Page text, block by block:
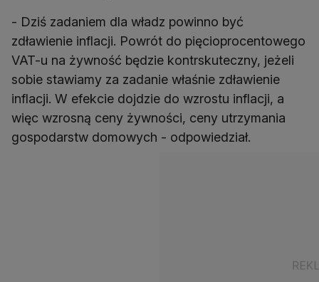
- Dziś zadaniem dla władz powinno być
zdławienie inflacji. Powrót do pięcioprocentowego
VAT-u na żywność będzie kontrskuteczny, jeżeli
sobie stawiamy za zadanie właśnie zdławienie
inflacji. W efekcie dojdzie do wzrostu inflacji, a
więc wzrosną ceny żywności, ceny utrzymania
gospodarstw domowych - odpowiedział.